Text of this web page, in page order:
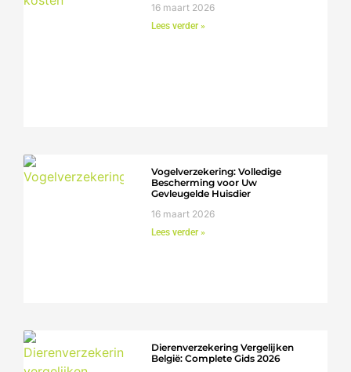
16 maart 2026
Lees verder »
Vogelverzekering: Volledige
Bescherming voor Uw
Gevleugelde Huisdier
16 maart 2026
Lees verder »
Dierenverzekering Vergelijken
België: Complete Gids 2026